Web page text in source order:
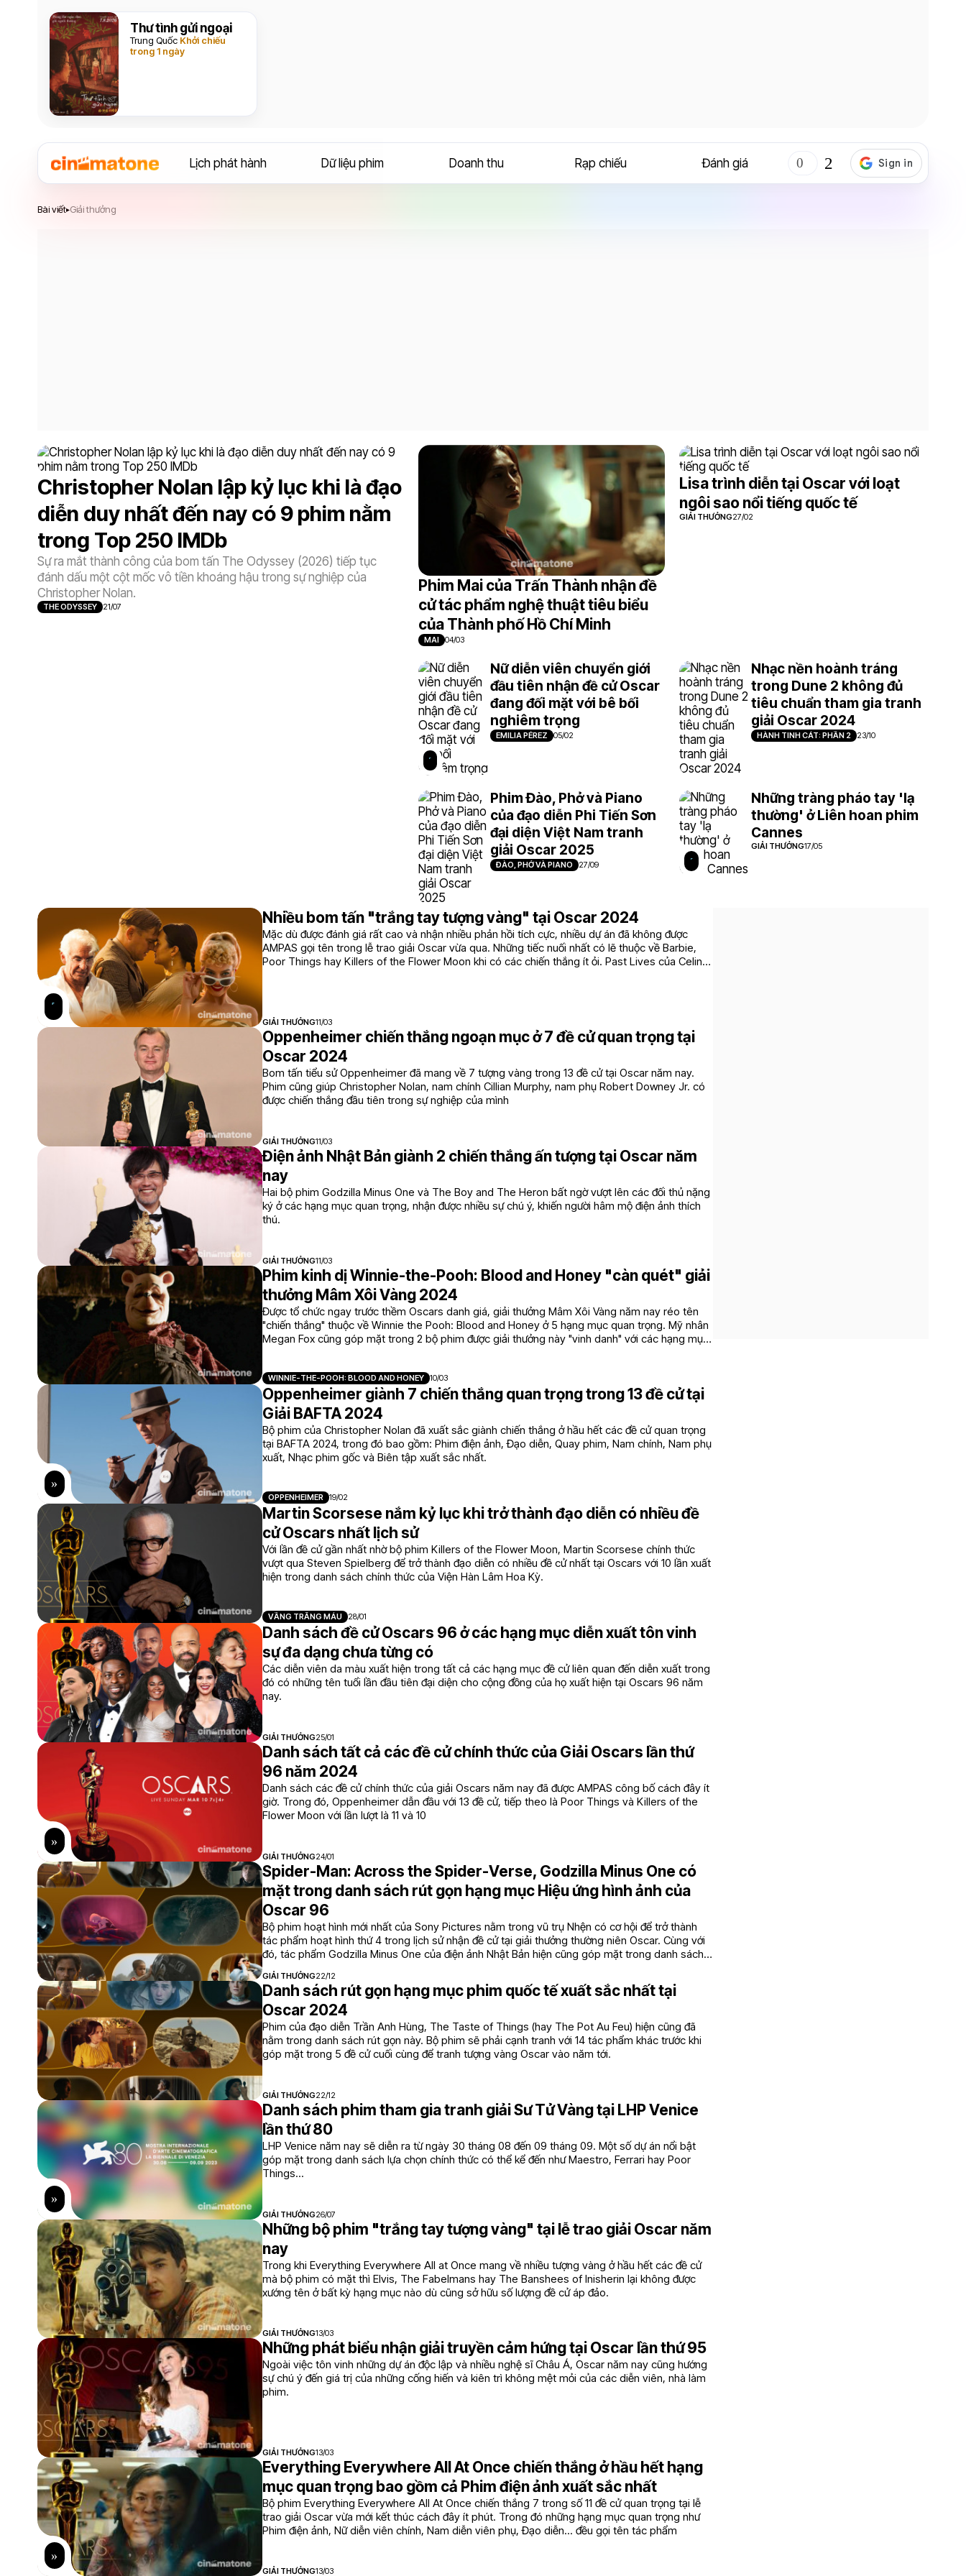
Thư tình gửi ngoại
Trung Quốc Khởi chiếu
trong 1 ngày
Lịch phát hành Dữ liệu phim Doanh thu Rạp chiếu Đánh giá
Bài viết▸Giải thưởng
Christopher Nolan lập kỷ lục khi là đạo
diễn duy nhất đến nay có 9 phim nằm
trong Top 250 IMDb
Sự ra mắt thành công của bom tấn The Odyssey (2026) tiếp tục
đánh dấu một cột mốc vô tiền khoáng hậu trong sự nghiệp của
Christopher Nolan.
THE ODYSSEY 21/07
Phim Mai của Trấn Thành nhận đề
cử tác phẩm nghệ thuật tiêu biểu
của Thành phố Hồ Chí Minh
MAI 04/03
Lisa trình diễn tại Oscar với loạt
ngôi sao nổi tiếng quốc tế
GIẢI THƯỞNG27/02
Nữ diễn viên chuyển giới
đầu tiên nhận đề cử Oscar
đang đối mặt với bê bối
nghiêm trọng
EMILIA PÉREZ 05/02
Nhạc nền hoành tráng
trong Dune 2 không đủ
tiêu chuẩn tham gia tranh
giải Oscar 2024
HÀNH TINH CÁT: PHẦN 2 23/10
Phim Đào, Phở và Piano
của đạo diễn Phi Tiến Sơn
đại diện Việt Nam tranh
giải Oscar 2025
ĐÀO, PHỞ VÀ PIANO 27/09
Những tràng pháo tay 'lạ
thường' ở Liên hoan phim
Cannes
GIẢI THƯỞNG17/05
Nhiều bom tấn "trắng tay tượng vàng" tại Oscar 2024
Mặc dù được đánh giá rất cao và nhận nhiều phản hồi tích cực, nhiều dự án đã không được
AMPAS gọi tên trong lễ trao giải Oscar vừa qua. Những tiếc nuối nhất có lẽ thuộc về Barbie,
Poor Things hay Killers of the Flower Moon khi có các chiến thắng ít ỏi. Past Lives của Celine
GIẢI THƯỞNG11/03
Oppenheimer chiến thắng ngoạn mục ở 7 đề cử quan trọng tại
Oscar 2024
Bom tấn tiểu sử Oppenheimer đã mang về 7 tượng vàng trong 13 đề cử tại Oscar năm nay.
Phim cũng giúp Christopher Nolan, nam chính Cillian Murphy, nam phụ Robert Downey Jr. có
được chiến thắng đầu tiên trong sự nghiệp của mình
GIẢI THƯỞNG11/03
Điện ảnh Nhật Bản giành 2 chiến thắng ấn tượng tại Oscar năm
nay
Hai bộ phim Godzilla Minus One và The Boy and The Heron bất ngờ vượt lên các đối thủ nặng
ký ở các hạng mục quan trọng, nhận được nhiều sự chú ý, khiến người hâm mộ điện ảnh thích
thú.
GIẢI THƯỞNG11/03
Phim kinh dị Winnie-the-Pooh: Blood and Honey "càn quét" giải
thưởng Mâm Xôi Vàng 2024
Được tổ chức ngay trước thềm Oscars danh giá, giải thưởng Mâm Xôi Vàng năm nay réo tên
"chiến thắng" thuộc về Winnie the Pooh: Blood and Honey ở 5 hạng mục quan trọng. Mỹ nhân
Megan Fox cũng góp mặt trong 2 bộ phim được giải thưởng này "vinh danh" với các hạng mục
WINNIE-THE-POOH: BLOOD AND HONEY 10/03
Oppenheimer giành 7 chiến thắng quan trọng trong 13 đề cử tại
Giải BAFTA 2024
Bộ phim của Christopher Nolan đã xuất sắc giành chiến thắng ở hầu hết các đề cử quan trọng
tại BAFTA 2024, trong đó bao gồm: Phim điện ảnh, Đạo diễn, Quay phim, Nam chính, Nam phụ
xuất, Nhạc phim gốc và Biên tập xuất sắc nhất.
OPPENHEIMER 19/02
Martin Scorsese nắm kỷ lục khi trở thành đạo diễn có nhiều đề
cử Oscars nhất lịch sử
Với lần đề cử gần nhất nhờ bộ phim Killers of the Flower Moon, Martin Scorsese chính thức
vượt qua Steven Spielberg để trở thành đạo diễn có nhiều đề cử nhất tại Oscars với 10 lần xuất
hiện trong danh sách chính thức của Viện Hàn Lâm Hoa Kỳ.
VẦNG TRĂNG MÁU 28/01
Danh sách đề cử Oscars 96 ở các hạng mục diễn xuất tôn vinh
sự đa dạng chưa từng có
Các diễn viên da màu xuất hiện trong tất cả các hạng mục đề cử liên quan đến diễn xuất trong
đó có những tên tuổi lần đầu tiên đại diện cho cộng đồng của họ xuất hiện tại Oscars 96 năm
nay.
GIẢI THƯỞNG25/01
Danh sách tất cả các đề cử chính thức của Giải Oscars lần thứ
96 năm 2024
Danh sách các đề cử chính thức của giải Oscars năm nay đã được AMPAS công bố cách đây ít
giờ. Trong đó, Oppenheimer dẫn đầu với 13 đề cử, tiếp theo là Poor Things và Killers of the
Flower Moon với lần lượt là 11 và 10
GIẢI THƯỞNG24/01
Spider-Man: Across the Spider-Verse, Godzilla Minus One có
mặt trong danh sách rút gọn hạng mục Hiệu ứng hình ảnh của
Oscar 96
Bộ phim hoạt hình mới nhất của Sony Pictures nằm trong vũ trụ Nhện có cơ hội để trở thành
tác phẩm hoạt hình thứ 4 trong lịch sử nhận đề cử tại giải thưởng thường niên Oscar. Cùng với
đó, tác phẩm Godzilla Minus One của điện ảnh Nhật Bản hiện cũng góp mặt trong danh sách
này.
GIẢI THƯỞNG22/12
Danh sách rút gọn hạng mục phim quốc tế xuất sắc nhất tại
Oscar 2024
Phim của đạo diễn Trần Anh Hùng, The Taste of Things (hay The Pot Au Feu) hiện cũng đã
nằm trong danh sách rút gọn này. Bộ phim sẽ phải cạnh tranh với 14 tác phẩm khác trước khi
góp mặt trong 5 đề cử cuối cùng để tranh tượng vàng Oscar vào năm tới.
GIẢI THƯỞNG22/12
Danh sách phim tham gia tranh giải Sư Tử Vàng tại LHP Venice
lần thứ 80
LHP Venice năm nay sẽ diễn ra từ ngày 30 tháng 08 đến 09 tháng 09. Một số dự án nổi bật
góp mặt trong danh sách lựa chọn chính thức có thể kể đến như Maestro, Ferrari hay Poor
Things...
GIẢI THƯỞNG26/07
Những bộ phim "trắng tay tượng vàng" tại lễ trao giải Oscar năm
nay
Trong khi Everything Everywhere All at Once mang về nhiều tượng vàng ở hầu hết các đề cử
mà bộ phim có mặt thì Elvis, The Fabelmans hay The Banshees of Inisherin lại không được
xướng tên ở bất kỳ hạng mục nào dù cũng sở hữu số lượng đề cử áp đảo.
GIẢI THƯỞNG13/03
Những phát biểu nhận giải truyền cảm hứng tại Oscar lần thứ 95
Ngoài việc tôn vinh những dự án độc lập và nhiều nghệ sĩ Châu Á, Oscar năm nay cũng hướng
sự chú ý đến giá trị của những cống hiến và kiên trì không mệt mỏi của các diễn viên, nhà làm
phim.
GIẢI THƯỞNG13/03
Everything Everywhere All At Once chiến thắng ở hầu hết hạng
mục quan trọng bao gồm cả Phim điện ảnh xuất sắc nhất
Bộ phim Everything Everywhere All At Once chiến thắng 7 trong số 11 đề cử quan trọng tại lễ
trao giải Oscar vừa mới kết thúc cách đây ít phút. Trong đó những hạng mục quan trọng như
Phim điện ảnh, Nữ diễn viên chính, Nam diễn viên phụ, Đạo diễn... đều gọi tên tác phẩm
GIẢI THƯỞNG13/03